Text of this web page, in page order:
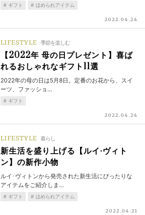
ギフト ほめられアイテム
2022.04.24
LIFESTYLE 季節を楽しむ
【2022年 母の日プレゼント】喜ば
れるおしゃれなギフト11選
2022年の母の日は5月8日。定番のお花から、スイ
ーツ、ファッショ…
ギフト
2022.04.24
LIFESTYLE 暮らし
新生活を盛り上げる【ルイ·ヴィト
ン】の新作小物
ルイ･ヴィトンから発売された新生活にぴったりな
アイテムをご紹介しま…
ギフト ほめられアイテム
2022.04.21